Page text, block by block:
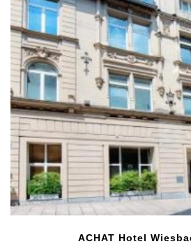
ACHAT Hotel